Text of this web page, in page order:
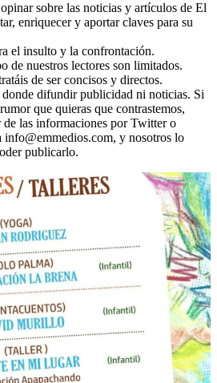
sobre las noticias y artículos de El
enriquecer y aportar claves para su
el insulto y la confrontación.
de nuestros lectores son limitados.
de ser concisos y directos.
donde difundir publicidad ni noticias. Si
que quieras que contrastemos,
de las informaciones por Twitter o
info@emmedios.com, y nosotros lo
publicarlo.